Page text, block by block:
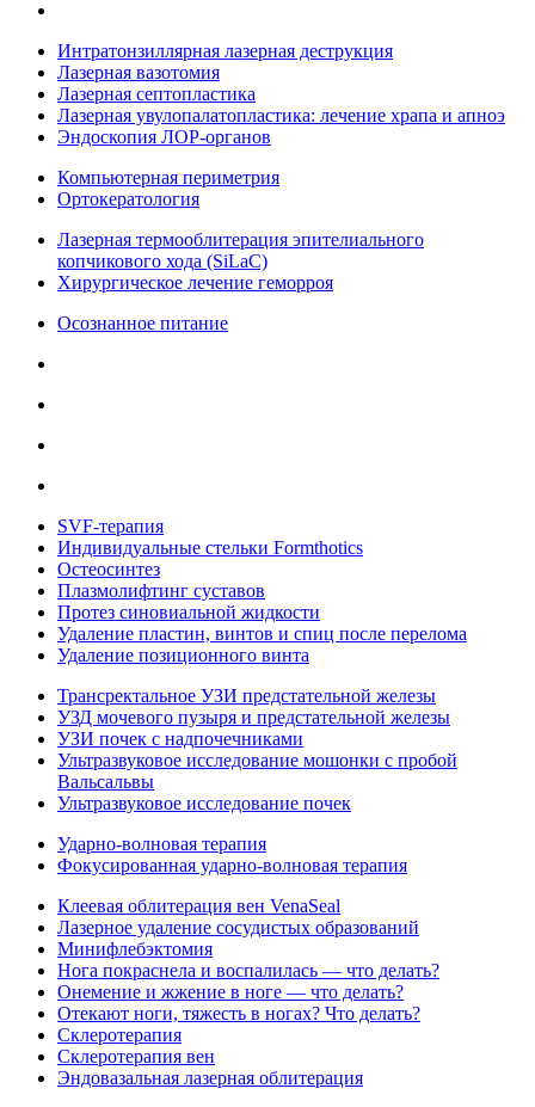
Интратонзиллярная лазерная деструкция
Лазерная вазотомия
Лазерная септопластика
Лазерная увулопалатопластика: лечение храпа и апноэ
Эндоскопия ЛОР-органов
Компьютерная периметрия
Ортокератология
Лазерная термооблитерация эпителиального
копчикового хода (SiLaC)
Хирургическое лечение геморроя
Осознанное питание
SVF-терапия
Индивидуальные стельки Formthotics
Остеосинтез
Плазмолифтинг суставов
Протез синовиальной жидкости
Удаление пластин, винтов и спиц после перелома
Удаление позиционного винта
Трансректальное УЗИ предстательной железы
УЗД мочевого пузыря и предстательной железы
УЗИ почек с надпочечниками
Ультразвуковое исследование мошонки с пробой
Вальсальвы
Ультразвуковое исследование почек
Ударно-волновая терапия
Фокусированная ударно-волновая терапия
Клеевая облитерация вен VenaSeal
Лазерное удаление сосудистых образований
Минифлебэктомия
Нога покраснела и воспалилась — что делать?
Онемение и жжение в ноге — что делать?
Отекают ноги, тяжесть в ногах? Что делать?
Склеротерапия
Склеротерапия вен
Эндовазальная лазерная облитерация